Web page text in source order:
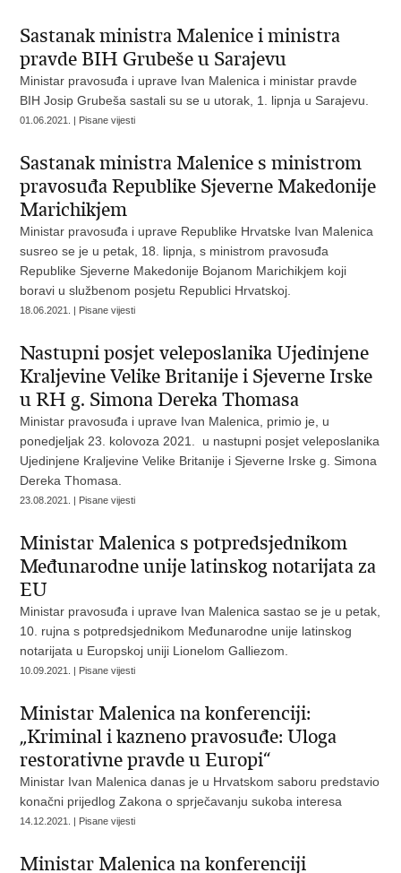
Sastanak ministra Malenice i ministra
pravde BIH Grubeše u Sarajevu
Ministar pravosuđa i uprave Ivan Malenica i ministar pravde
BIH Josip Grubeša sastali su se u utorak, 1. lipnja u Sarajevu.
01.06.2021. | Pisane vijesti
Sastanak ministra Malenice s ministrom
pravosuđa Republike Sjeverne Makedonije
Marichikjem
Ministar pravosuđa i uprave Republike Hrvatske Ivan Malenica
susreo se je u petak, 18. lipnja, s ministrom pravosuđa
Republike Sjeverne Makedonije Bojanom Marichikjem koji
boravi u službenom posjetu Republici Hrvatskoj.
18.06.2021. | Pisane vijesti
Nastupni posjet veleposlanika Ujedinjene
Kraljevine Velike Britanije i Sjeverne Irske
u RH g. Simona Dereka Thomasa
Ministar pravosuđa i uprave Ivan Malenica, primio je, u
ponedjeljak 23. kolovoza 2021. u nastupni posjet veleposlanika
Ujedinjene Kraljevine Velike Britanije i Sjeverne Irske g. Simona
Dereka Thomasa.
23.08.2021. | Pisane vijesti
Ministar Malenica s potpredsjednikom
Međunarodne unije latinskog notarijata za
EU
Ministar pravosuđa i uprave Ivan Malenica sastao se je u petak,
10. rujna s potpredsjednikom Međunarodne unije latinskog
notarijata u Europskoj uniji Lionelom Galliezom.
10.09.2021. | Pisane vijesti
Ministar Malenica na konferenciji:
„Kriminal i kazneno pravosuđe: Uloga
restorativne pravde u Europi“
Ministar Ivan Malenica danas je u Hrvatskom saboru predstavio
konačni prijedlog Zakona o sprječavanju sukoba interesa
14.12.2021. | Pisane vijesti
Ministar Malenica na konferenciji